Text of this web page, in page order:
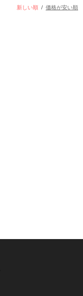
新しい順 / 価格が安い順